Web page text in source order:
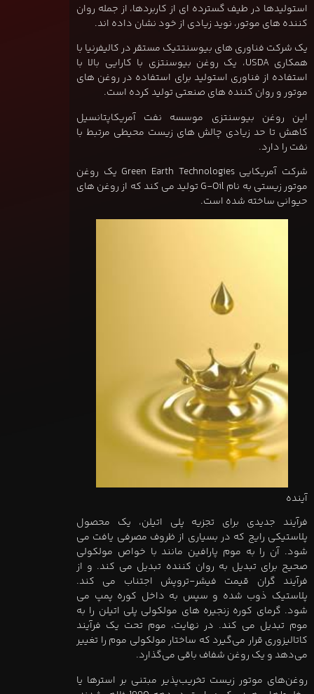
استولیدها در طیف گسترده ای از کاربردها، از جمله روان
کننده های موتور، نوید زیادی از خود نشان داده اند.
یک شرکت فناوری های بیوسنتتیک مستقر در کالیفرنیا با
همکاری USDA، یک روغن بیوسنتزی با کارایی بالا با
استفاده از فناوری استولید برای استفاده در روغن های
موتور و روان کننده های صنعتی تولید کرده است.
این روغن بیوسنتزی موسسه نفت آمریکاپتانسیل
کاهش تا حد زیادی چالش های زیست محیطی مرتبط با
نفت را دارد.
شرکت آمریکایی Green Earth Technologies یک روغن
موتور زیستی به نام G-Oil تولید می کند که از روغن های
حیوانی ساخته شده است.
آینده
فرآیند جدیدی برای تجزیه پلی اتیلن، یک محصول
پلاستیکی رایج که در بسیاری از ظروف مصرفی یافت می
شود. آن را به موم پارافین مانند با خواص مولکولی
صحیح برای تبدیل به روان کننده تبدیل می کند. و از
فرآیند گران قیمت فیشر-تروپش اجتناب می کند.
پلاستیک ذوب شده و سپس به داخل کوره پمپ می
شود. گرمای کوره زنجیره های مولکولی پلی اتیلن را به
موم تبدیل می کند. در نهایت، موم تحت یک فرآیند
کاتالیزوری قرار می‌گیرد که ساختار مولکولی موم را تغییر
می‌دهد و یک روغن شفاف باقی می‌گذارد.
روغن‌های موتور زیست تخریب‌پذیر مبتنی بر استرها یا